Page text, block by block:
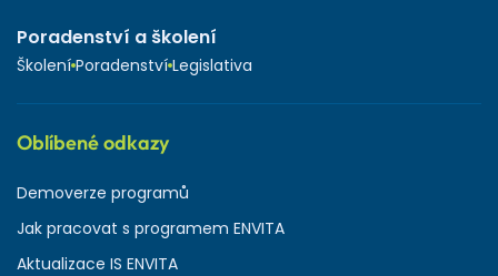
Poradenství a školení
Školení Poradenství Legislativa
Oblíbené odkazy
Demoverze programů
Jak pracovat s programem ENVITA
Aktualizace IS ENVITA